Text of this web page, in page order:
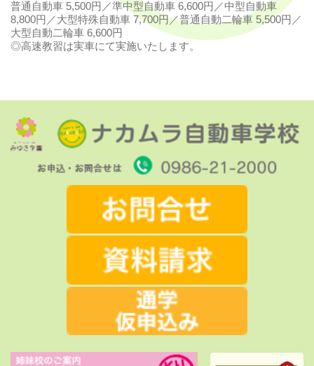
普通自動車 5,500円／準中型自動車 6,600円／中型自動車
8,800円／大型特殊自動車 7,700円／普通自動二輪車 5,500円／
大型自動二輪車 6,600円
◎高速教習は実車にて実施いたします。